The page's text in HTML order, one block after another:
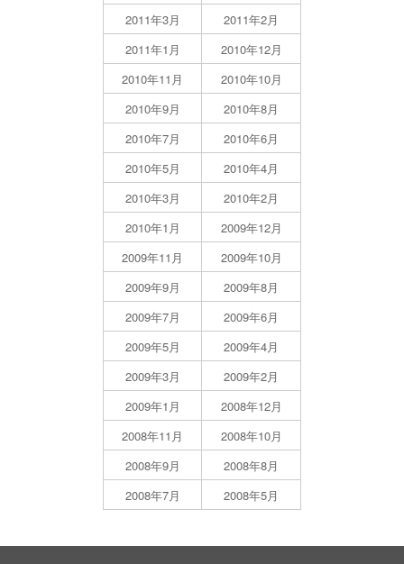
2011年3月
2011年2月
2011年1月
2010年12月
2010年11月
2010年10月
2010年9月
2010年8月
2010年7月
2010年6月
2010年5月
2010年4月
2010年3月
2010年2月
2010年1月
2009年12月
2009年11月
2009年10月
2009年9月
2009年8月
2009年7月
2009年6月
2009年5月
2009年4月
2009年3月
2009年2月
2009年1月
2008年12月
2008年11月
2008年10月
2008年9月
2008年8月
2008年7月
2008年5月